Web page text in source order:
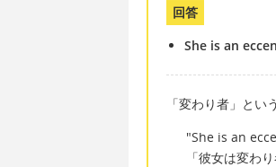
回答
She is an
「変わり者」と
"She is an
「彼女は変わ